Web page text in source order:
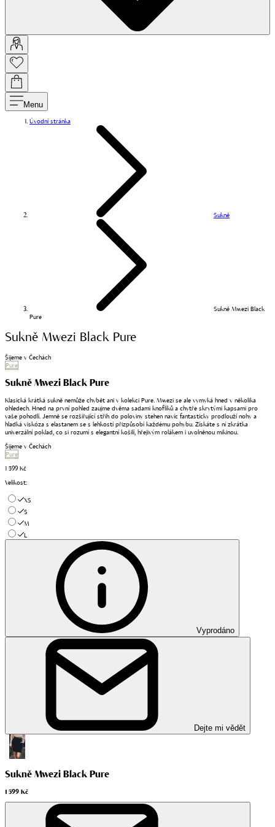
Menu
Úvodní stránka
Sukně
Sukně Mwezi Black
Pure
Sukně Mwezi Black Pure
Šijeme v Čechách
Pure
Sukně Mwezi Black Pure
Klasická krátká sukně nemůže chybět ani v kolekci Pure. Mwezi se ale vymyká hned v několika
ohledech. Hned na první pohled zaujme dvěma sadami knoflíků a chytře skrytými kapsami pro
vaše pohodlí. Jemně se rozšiřující střih do poloviny stehen navíc fantasticky prodlouží nohy a
hladká viskóza s elastanem se s lehkostí přizpůsobí každému pohybu. Získáte s ní zkrátka
univerzální poklad, co si rozumí s elegantní košilí, hřejivým rolákem i uvolněnou mikinou.
Šijeme v Čechách
Pure
1 599 Kč
Velikost:
XS
S
M
L
Vyprodáno
Dejte mi vědět
Sukně Mwezi Black Pure
1 599 Kč